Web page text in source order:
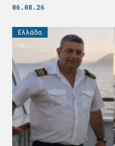
06.08.26
Ελλάδα